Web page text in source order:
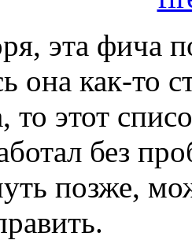
эта фича
она как-то
то этот
без
позже,